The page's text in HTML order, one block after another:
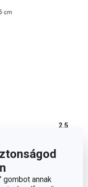
gombot annak
2.5